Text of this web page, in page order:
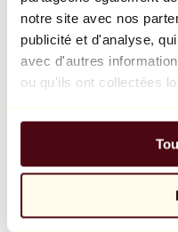
notre site avec nos
publicité et d'analyse,
avec d'autres
ou qu'ils ont collectées
Balloon Dog (Orange)
Jeff Koons
10 000 €
Parcourir
Tous les
Tous les